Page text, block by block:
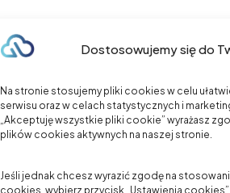
Dostosowujemy się do
Na stronie stosujemy pliki cookies w celu
serwisu oraz w celach statystycznych i
„Akceptuję wszystkie pliki cookie” wyrażasz
plików cookies aktywnych na naszej stronie.
Jeśli jednak chcesz wyrazić zgodę na
cookies, wybierz przycisk „Ustawienia